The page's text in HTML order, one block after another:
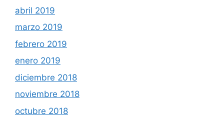
abril 2019
marzo 2019
febrero 2019
enero 2019
diciembre 2018
noviembre 2018
octubre 2018